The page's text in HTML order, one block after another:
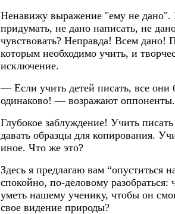
Ненавижу выражение "ему не дано".
придумать, не дано написать, не
чувствовать? Неправда! Всем дано!
которым необходимо учить, и
исключение.
— Если учить детей писать, все они
одинаково! — возражают оппоненты.
Глубокое заблуждение! Учить
давать образцы для копирования.
иное. Что же это?
Здесь я предлагаю вам “опуститься
спокойно, по-деловому
уметь нашему ученику, чтобы он
свое видение природы?